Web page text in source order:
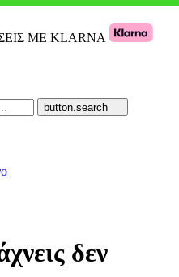
ΜΕ KLARNA
button.search
δεν